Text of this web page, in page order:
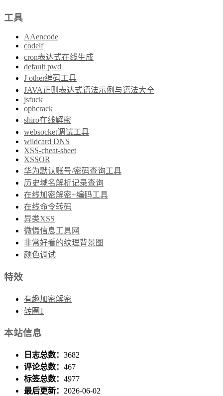
工具
AAencode
codelf
cron表达式在线生成
default pwd
J other编码工具
JAVA正则表达式语法示例与语法大全
jsfuck
ophcrack
shiro在线解密
websocket调试工具
wildcard DNS
XSS-cheat-sheet
XSSOR
华为默认账号/密码查询工具
历史域名解析记录查询
在线加密解密+编码工具
在线命令转码
异类XSS
微慑信息工具网
非常好看的纹理背景图
颜色调试
特效
有趣加密解密
转圈1
本站信息
日志总数： 3682
评论总数： 467
标签总数： 4977
最后更新： 2026-06-02